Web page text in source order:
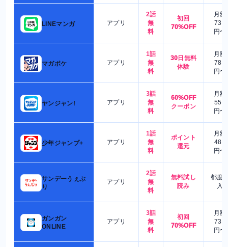
LINEマンガ アプリ
2話
無
料
初回
70%OFF
月額
730
円〜
マガポケ アプリ
1話
無
料
30日無料
体験
月額
780
円〜
ヤンジャン! アプリ
3話
無
料
60%OFF
クーポン
月額
550
円〜
少年ジャンプ+ アプリ
1話
無
料
ポイント
還元
月額
480
円〜
サンデーうぇぶ
り
アプリ
2話
無
料
無料試し
読み
都度
入
ガンガン
ONLINE
アプリ
3話
無
料
初回
70%OFF
月額
730
円〜